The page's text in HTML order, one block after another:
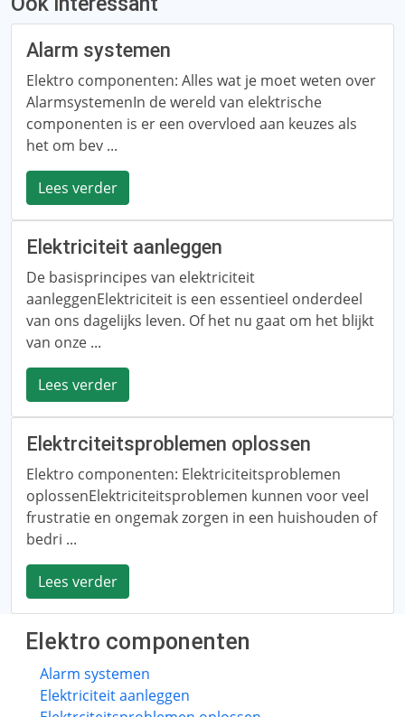
Alarm systemen
Elektro componenten: Alles wat je moet weten over
AlarmsystemenIn de wereld van elektrische
componenten is er een overvloed aan keuzes als
het om bev ...
Lees verder
Elektriciteit aanleggen
De basisprincipes van elektriciteit
aanleggenElektriciteit is een essentieel onderdeel
van ons dagelijks leven. Of het nu gaat om het blijkt
van onze ...
Lees verder
Elektrciteitsproblemen oplossen
Elektro componenten: Elektriciteitsproblemen
oplossenElektriciteitsproblemen kunnen voor veel
frustratie en ongemak zorgen in een huishouden of
bedri ...
Lees verder
Elektro componenten
Alarm systemen
Elektriciteit aanleggen